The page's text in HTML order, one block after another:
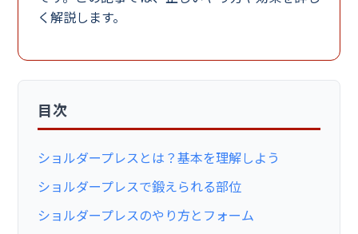
く解説します。
目次
ショルダープレスとは？基本を理解しよう
ショルダープレスで鍛えられる部位
ショルダープレスのやり方とフォーム